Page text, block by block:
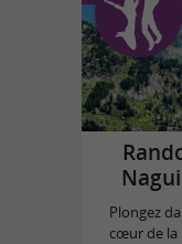
Plongez
cœur de la